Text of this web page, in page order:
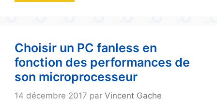
Choisir un PC fanless en
fonction des performances de
son microprocesseur
14 décembre 2017 par Vincent Gache